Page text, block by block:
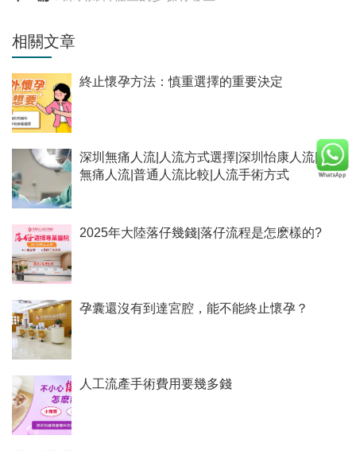
相關文章
終止懷孕方法：慎重選擇的重要決定
深圳無痛人流|人流方式選擇|深圳怡康人流|深圳
無痛人流|普通人流比較|人流手術方式
2025年大陸落仔幾錢|落仔流程是怎麽樣的?
孕囊還沒有到達宮腔，能不能終止懷孕？
人工流產手術費用要幾多錢